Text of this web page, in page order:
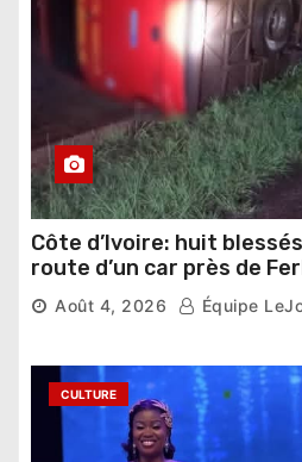
Côte d’Ivoire: huit
route d’un car près de
Août 4, 2026 Équipe
CULTURE